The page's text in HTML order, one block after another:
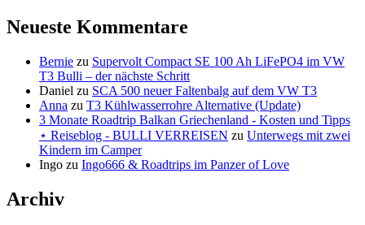
Neueste Kommentare
Bernie zu Supervolt Compact SE 100 Ah LiFePO4 im VW
T3 Bulli – der nächste Schritt
Daniel zu SCA 500 neuer Faltenbalg auf dem VW T3
Anna zu T3 Kühlwasserrohre Alternative (Update)
3 Monate Roadtrip Balkan Griechenland - Kosten und Tipps
⋆ Reiseblog - BULLI VERREISEN zu Unterwegs mit zwei
Kindern im Camper
Ingo zu Ingo666 & Roadtrips im Panzer of Love
Archiv